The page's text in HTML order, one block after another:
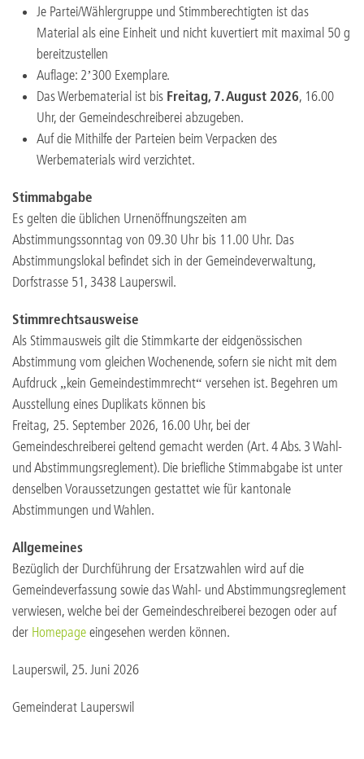
Je Partei/Wählergruppe und Stimmberechtigten ist das
Material als eine Einheit und nicht kuvertiert mit maximal 50 g
bereitzustellen
Auflage: 2’300 Exemplare.
Das Werbematerial ist bis Freitag, 7. August 2026, 16.00
Uhr, der Gemeindeschreiberei abzugeben.
Auf die Mithilfe der Parteien beim Verpacken des
Werbematerials wird verzichtet.
Stimmabgabe
Es gelten die üblichen Urnenöffnungszeiten am
Abstimmungssonntag von 09.30 Uhr bis 11.00 Uhr. Das
Abstimmungslokal befindet sich in der Gemeindeverwaltung,
Dorfstrasse 51, 3438 Lauperswil.
Stimmrechtsausweise
Als Stimmausweis gilt die Stimmkarte der eidgenössischen
Abstimmung vom gleichen Wochenende, sofern sie nicht mit dem
Aufdruck „kein Gemeindestimmrecht“ versehen ist. Begehren um
Ausstellung eines Duplikats können bis
Freitag, 25. September 2026, 16.00 Uhr, bei der
Gemeindeschreiberei geltend gemacht werden (Art. 4 Abs. 3 Wahl-
und Abstimmungsreglement). Die briefliche Stimmabgabe ist unter
denselben Voraussetzungen gestattet wie für kantonale
Abstimmungen und Wahlen.
Allgemeines
Bezüglich der Durchführung der Ersatzwahlen wird auf die
Gemeindeverfassung sowie das Wahl- und Abstimmungsreglement
verwiesen, welche bei der Gemeindeschreiberei bezogen oder auf
der Homepage eingesehen werden können.
Lauperswil, 25. Juni 2026
Gemeinderat Lauperswil